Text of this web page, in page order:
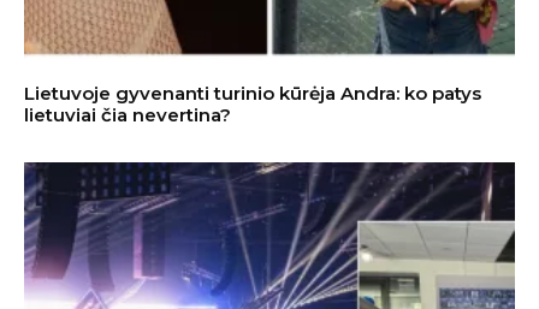
Lietuvoje gyvenanti turinio kūrėja Andra: ko patys
lietuviai čia nevertina?